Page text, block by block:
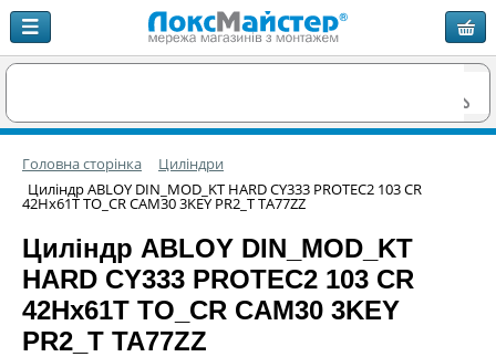
Головна сторінка
Циліндри
Циліндр ABLOY DIN_MOD_KT HARD CY333 PROTEC2 103 CR
42Hx61T TO_CR CAM30 3KEY PR2_T TA77ZZ
Циліндр ABLOY DIN_MOD_KT
HARD CY333 PROTEC2 103 CR
42Hx61T TO_CR CAM30 3KEY
PR2_T TA77ZZ